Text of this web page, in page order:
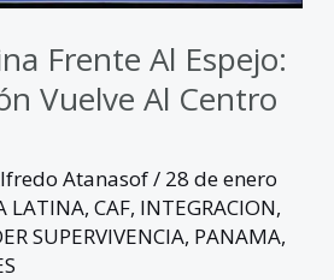
Frente Al Espejo:
Vuelve Al Centro
Atanasof/ 28 de enero
LATINA,CAF, INTEGRACION,
SUPERVIVENCIA, PANAMA,